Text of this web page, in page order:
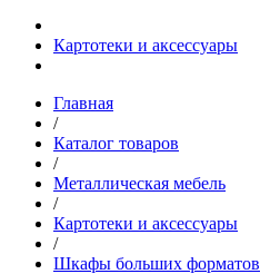
Картотеки и аксессуары
Главная
/
Каталог товаров
/
Металлическая мебель
/
Картотеки и аксессуары
/
Шкафы больших форматов